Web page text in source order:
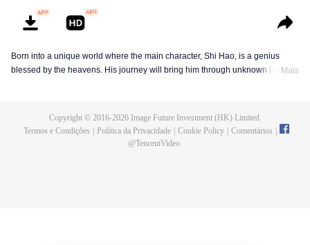
Born into a unique world where the main character, Shi Hao, is a genius
blessed by the heavens. His journey will bring him through unknown landsMais
Copyright © 2016-2026Image Future Investment (HK) Limited.
Termos e Condições
Política da Privacidade Cookie Policy Comentários
@TencentVideo